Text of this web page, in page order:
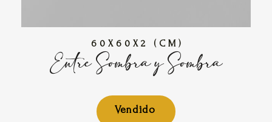
60X60X2 (CM)
Entre Sombra y Sombra